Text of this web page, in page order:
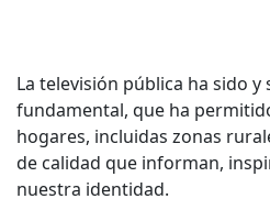
La televisión pública ha sido
fundamental, que ha
hogares, incluidas zonas
de calidad que informan,
nuestra identidad.